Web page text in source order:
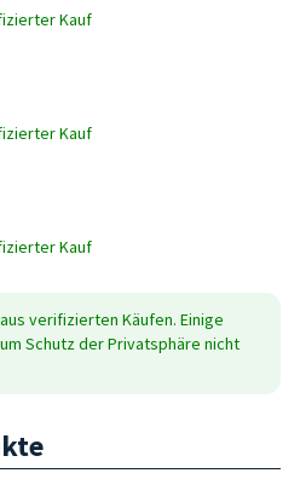
Kauf
Kauf
Kauf
verifizierten Käufen. Einige
Schutz der Privatsphäre nicht